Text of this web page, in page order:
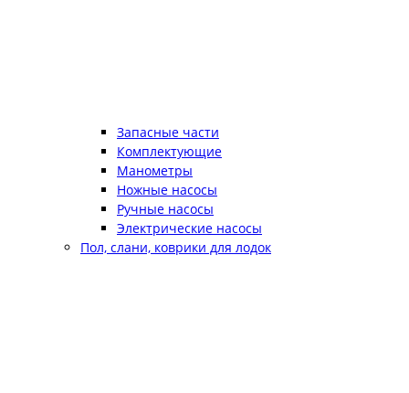
Запасные части
Комплектующие
Манометры
Ножные насосы
Ручные насосы
Электрические насосы
Пол, слани, коврики для лодок